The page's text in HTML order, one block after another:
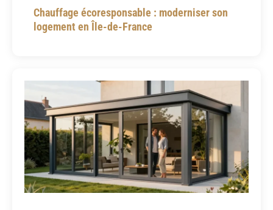
Chauffage écoresponsable : moderniser son
logement en Île-de-France